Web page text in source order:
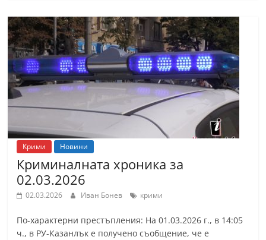
Крими Новини
Криминалната хроника за
02.03.2026
02.03.2026 Иван Бонев крими
По-характерни престъпления: На 01.03.2026 г., в 14:05
ч., в РУ-Казанлък е получено съобщение, че е